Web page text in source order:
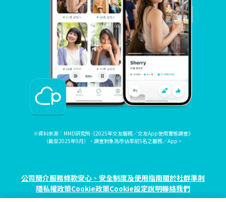
※資料來源：MMD研究所《2025年交友服務／交友App使用實態調查》
（截至2025年9月），調查對象為市佔率前5名之服務／App。
公司簡介服務條款安心、安全制度及使用指南關於社群準則
隱私權政策Cookie政策Cookie設定說明聯絡我們